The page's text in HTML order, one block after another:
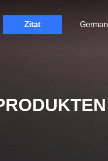
Zitat German